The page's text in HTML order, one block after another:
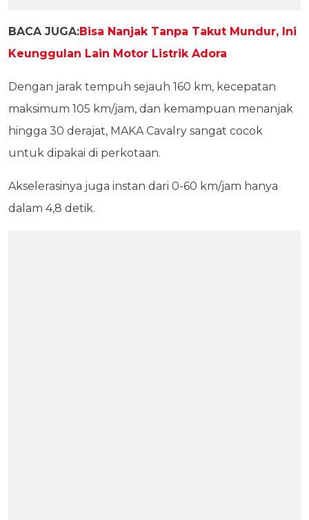
BACA JUGA:Bisa Nanjak Tanpa Takut Mundur, Ini
Keunggulan Lain Motor Listrik Adora
Dengan jarak tempuh sejauh 160 km, kecepatan
maksimum 105 km/jam, dan kemampuan menanjak
hingga 30 derajat, MAKA Cavalry sangat cocok
untuk dipakai di perkotaan.
Akselerasinya juga instan dari 0-60 km/jam hanya
dalam 4,8 detik.